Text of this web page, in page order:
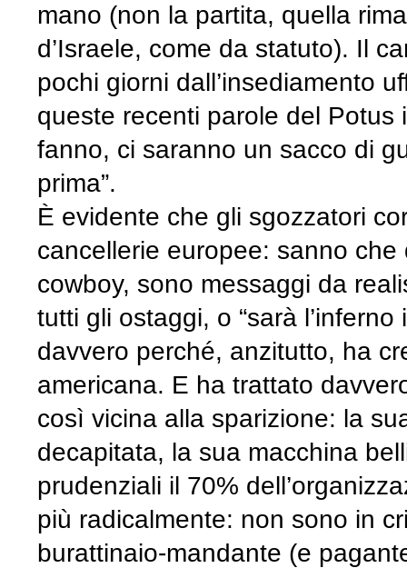
mano (non la partita, quella
d’Israele, come da statuto). Il
pochi giorni dall’insediamento
queste recenti parole del Potus
fanno, ci saranno un sacco di
prima”.
È evidente che gli sgozzatori
cancellerie europee: sanno
cowboy, sono messaggi da
tutti gli ostaggi, o “sarà
davvero perché, anzitutto, ha
americana. E ha trattato
così vicina alla sparizione: la
decapitata, la sua macchina
prudenziali il 70%
più radicalmente: non sono in
burattinaio-mandante (e